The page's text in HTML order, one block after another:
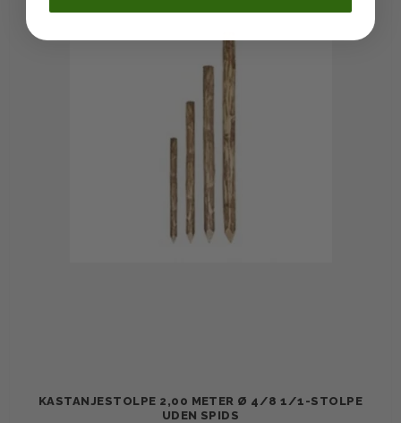
KASTANJESTOLPE 2,00 METER Ø 4/8 1/1-STOLPE
UDEN SPIDS